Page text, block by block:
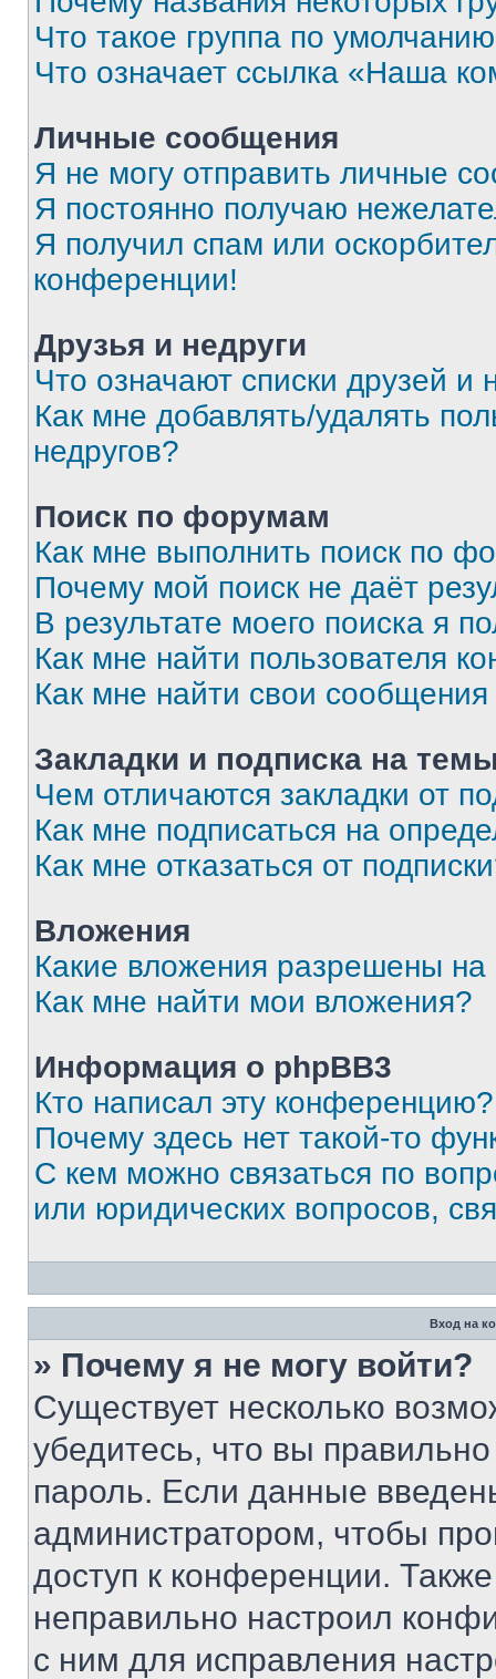
Что такое группа по
Что означает ссылка «Наша
Личные сообщения
Я не могу отправить личные
Я постоянно получаю
Я получил спам или
конференции!
Друзья и недруги
Что означают списки друзей и
Как мне добавлять/удалять
недругов?
Поиск по форумам
Как мне выполнить поиск по
Почему мой поиск не даёт
В результате моего поиска я
Как мне найти пользователя
Как мне найти свои
Закладки и подписка на
Чем отличаются закладки от
Как мне подписаться на
Как мне отказаться от
Вложения
Какие вложения разрешены
Как мне найти мои вложения?
Информация о phpBB3
Кто написал эту конференцию?
Почему здесь нет такой-то
С кем можно связаться по
или юридических вопросов,
Вход на
» Почему я не могу войти?
Существует несколько
убедитесь, что вы
пароль. Если данные
администратором, чтобы
доступ к конференции.
неправильно настроил
с ним для исправления